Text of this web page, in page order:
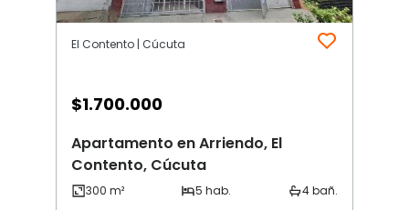
El Contento | Cúcuta
$1.700.000
Apartamento en Arriendo, El
Contento, Cúcuta